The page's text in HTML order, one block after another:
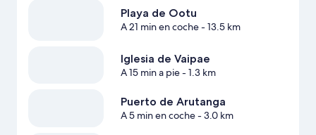
Playa de Ootu
A 21 min en coche- 13.5 km
Iglesia de Vaipae
A 15 min a pie- 1.3 km
Puerto de Arutanga
A 5 min en coche- 3.0 km